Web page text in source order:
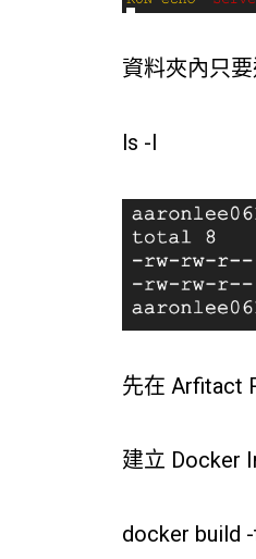
資料夾內只
ls -l
先在 Arfitact
建立 Docker
docker build